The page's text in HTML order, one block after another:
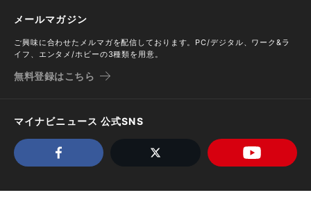
メールマガジン
ご興味に合わせたメルマガを配信しております。PC/デジタル、ワーク&ラ
イフ、エンタメ/ホビーの3種類を用意。
無料登録はこちら
マイナビニュース 公式SNS